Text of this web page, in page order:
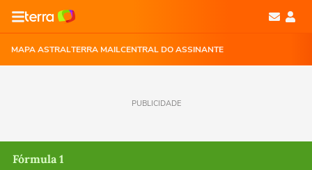
MAPA ASTRALTERRA MAILCENTRAL DO ASSINANTE
PUBLICIDADE
Fórmula 1